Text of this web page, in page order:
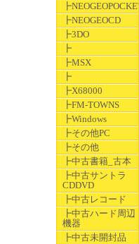
┣NEOGEOPOCKET
┣NEOGEOCD
┣3DO
┣
┣MSX
┣
┣X68000
┣FM-TOWNS
┣Windows
┣その他PC
┣その他
┣中古書籍_古本
┣中古サントラ
CDDVD
┣中古レコード
┣中古ハード周辺
機器
┣中古未開封品